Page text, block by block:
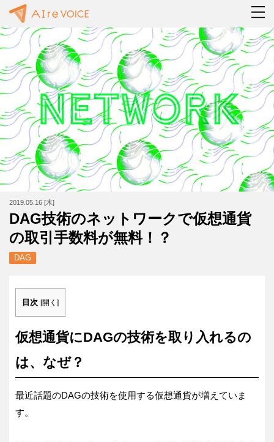
2019.05.16 [木]
DAG技術のネットワークで仮想通貨
の取引手数料が無料！？
DAG
目次 [開く ]
仮想通貨にDAGの技術を取り入れるの
は、なぜ？
最近話題のDAGの技術を使用する仮想通貨が増えていま
す。